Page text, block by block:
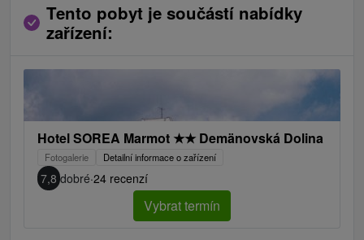
Tento pobyt je součástí nabídky
zařízení:
Hotel SOREA Marmot ★★ Demänovská Dolina
Fotogalerie Detailní informace o zařízení
7,8 dobré·24 recenzí
Vybrat termín